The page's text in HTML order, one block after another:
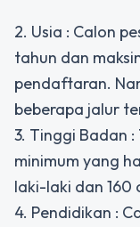
2. Usia : Calon
tahun dan
pendaftaran.
beberapa jalur
3. Tinggi Badan
minimum yang
laki-laki dan 160
4. Pendidikan :